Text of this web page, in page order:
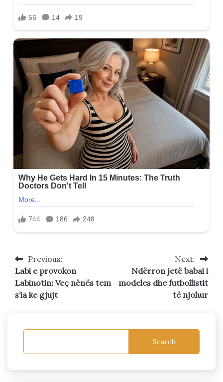
Post
navigation
Previous:
Labi e provokon
Labinotin: Veç nënës tem
s’ia ke gjujt
Next:
Ndërron jetë babai i
modeles dhe futbollistit
të njohur
Search